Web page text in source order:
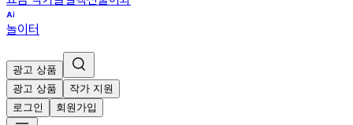
놀이터
광고 상품
광고 상품
작가 지원
로그인
회원가입